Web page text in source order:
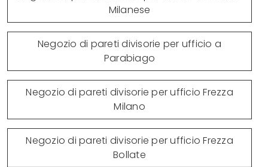
Milanese
Negozio di pareti divisorie per ufficio a
Parabiago
Negozio di pareti divisorie per ufficio Frezza
Milano
Negozio di pareti divisorie per ufficio Frezza
Bollate